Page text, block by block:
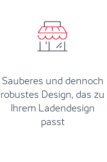
Sauberes und dennoch
robustes Design, das zu
Ihrem Ladendesign
passt